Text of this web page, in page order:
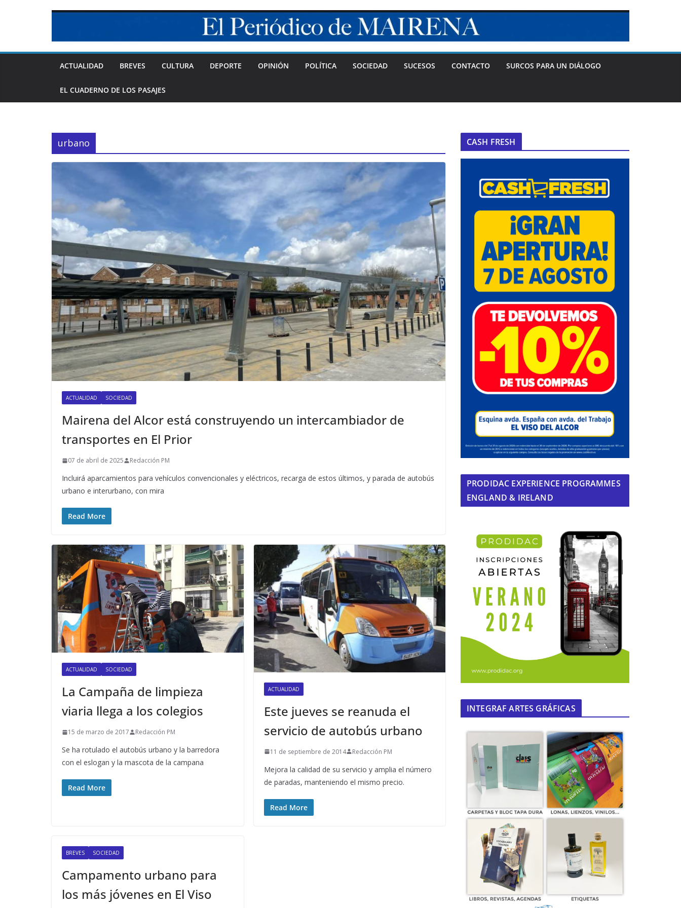
ACTUALIDAD BREVES CULTURA DEPORTE OPINIÓN POLÍTICA SOCIEDAD SUCESOS CONTACTO SURCOS PARA UN DIÁLOGO
EL CUADERNO DE LOS PASAJES
urbano
ACTUALIDAD SOCIEDAD
Mairena del Alcor está construyendo un intercambiador de
transportes en El Prior
07 de abril de 2025 Redacción PM
Incluirá aparcamientos para vehículos convencionales y eléctricos, recarga de estos últimos, y parada de autobús
urbano e interurbano, con mira
Read More
ACTUALIDAD SOCIEDAD
La Campaña de limpieza
viaria llega a los colegios
15 de marzo de 2017 Redacción PM
Se ha rotulado el autobús urbano y la barredora
con el eslogan y la mascota de la campana
Read More
ACTUALIDAD
Este jueves se reanuda el
servicio de autobús urbano
11 de septiembre de 2014 Redacción PM
Mejora la calidad de su servicio y amplia el número
de paradas, manteniendo el mismo precio.
Read More
BREVES SOCIEDAD
Campamento urbano para
los más jóvenes en El Viso
CASH FRESH
PRODIDAC EXPERIENCE PROGRAMMES
ENGLAND & IRELAND
INTEGRAF ARTES GRÁFICAS